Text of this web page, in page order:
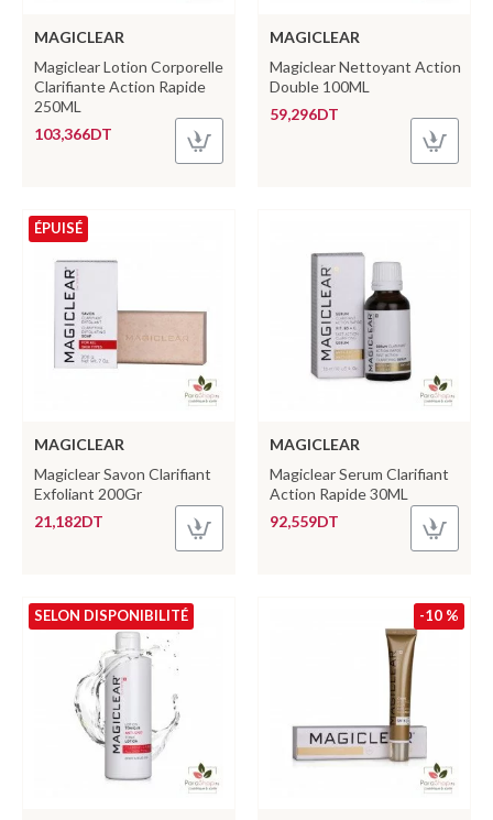
MAGICLEAR
Magiclear Lotion Corporelle
Clarifiante Action Rapide
250ML
103,366DT
MAGICLEAR
Magiclear Nettoyant Action
Double 100ML
59,296DT
ÉPUISÉ
MAGICLEAR
Magiclear Savon Clarifiant
Exfoliant 200Gr
21,182DT
MAGICLEAR
Magiclear Serum Clarifiant
Action Rapide 30ML
92,559DT
SELON DISPONIBILITÉ -10 %